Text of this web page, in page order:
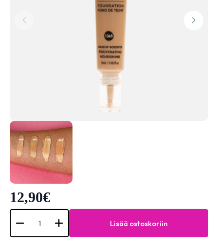
12,90€
Elixir
Serum
HD
Lisää ostoskoriin